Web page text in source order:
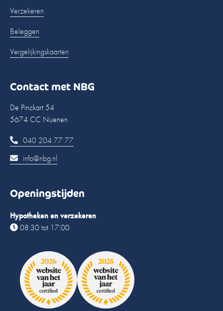
Verzekeren
Beleggen
Vergelijkingskaarten
Contact met NBG
De Pinckart 54
5674 CC Nuenen
040 204 77 77
info@nbg.nl
Openingstijden
Hypotheken en verzekeren
08:30 tot 17:00